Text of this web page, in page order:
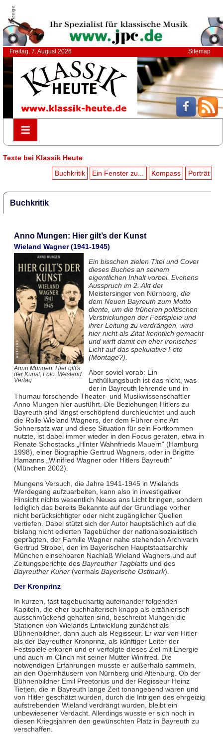
Anzeige
Freitag, 7. August 2026 Sitemap
≡
≡
Texte bei Klassik Heute
Buchkritik
Ein Fenster zu... Kompass Porträt
Buchkritik
Anno Mungen: Hier gilt’s der Kunst
Wieland Wagner (1941-1945)
Anno Mungen: Hier gilt's
der Kunst, Foto: Westend
Verlag
Ein bisschen zielen Titel und Cover
dieses Buches an seinem
eigentlichen Inhalt vorbei. Evchens
Ausspruch im 2. Akt der
Meistersinger von Nürnberg , die
dem Neuen Bayreuth zum Motto
diente, um die früheren politischen
Verstrickungen der Festspiele und
ihrer Leitung zu verdrängen, wird
hier nicht als Zitat kenntlich gemacht
und wirft damit ein eher ironisches
Licht auf das spekulative Foto
(Montage?).
Aber soviel vorab: Ein
Enthüllungsbuch ist das nicht, was
der in Bayreuth lehrende und in
Thurnau forschende Theater- und Musikwissenschaftler
Anno Mungen hier ausführt. Die Beziehungen Hitlers zu
Bayreuth sind längst erschöpfend durchleuchtet und auch
die Rolle Wieland Wagners, der dem Führer eine Art
Sohnersatz war und diese Situation für sein Fortkommen
nutzte, ist dabei immer wieder in den Focus geraten, etwa in
Renate Schostacks „Hinter Wahnfrieds Mauern“ (Hamburg
1998), einer Biographie Gertrud Wagners, oder in Brigitte
Hamanns „Winifred Wagner oder Hitlers Bayreuth“
(München 2002).
Mungens Versuch, die Jahre 1941-1945 in Wielands
Werdegang aufzuarbeiten, kann also in investigativer
Hinsicht nichts wesentlich Neues ans Licht bringen, sondern
lediglich das bereits Bekannte auf der Grundlage vorher
nicht berücksichtigter oder nicht zugänglicher Quellen
vertiefen. Dabei stützt sich der Autor hauptsächlich auf die
bislang nicht edierten Tagebücher der nationalsozialistisch
geprägten, der Familie Wagner nahe stehenden Archivarin
Gertrud Strobel, den im Bayerischen Hauptstaatsarchiv
München einsehbaren Nachlaß Wieland Wagners und auf
Zeitungsberichte des Bayreuther Tagblattsund des
Bayreuther Kurier(vormals Bayerische Ostmark).
Der Kronprinz
In kurzen, fast tagebuchartig aufeinander folgenden
Kapiteln, die eher buchhalterisch knapp als erzählerisch
ausschmückend gehalten sind, beschreibt Mungen die
Stationen von Wielands Entwicklung zunächst als
Bühnenbildner, dann auch als Regisseur. Er war von Hitler
als der Bayreuther Kronprinz, als künftiger Leiter der
Festspiele erkoren und er verfolgte dieses Ziel mit Energie
und auch im Clinch mit seiner Mutter Winifred. Die
notwendigen Erfahrungen musste er außerhalb sammeln,
an den Opernhäusern von Nürnberg und Altenburg. Ob der
Bühnenbildner Emil Preetorius und der Regisseur Heinz
Tietjen, die in Bayreuth lange Zeit tonangebend waren und
von Hitler geschätzt wurden, durch die Intrigen des ehrgeizig
aufstrebenden Wieland verdrängt wurden, bleibt ein
unbewiesener Verdacht. Allerdings wusste er sich noch in
diesen Kriegsjahren den gewünschten Platz in Bayreuth zu
verschaffen.